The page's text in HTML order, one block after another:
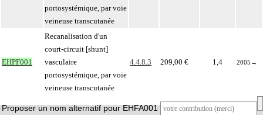
portosystémique, par voie
veineuse transcutanée
EHPF001
Recanalisation d'un
court-circuit [shunt]
vasculaire
portosystémique, par voie
veineuse transcutanée
4.4.8.3 209,00 € 1,4 2005 →
Proposer un nom alternatif pour EHFA001